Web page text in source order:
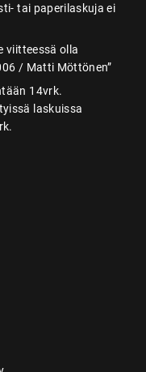
tai paperilaskuja ei
viitteessä olla
/ Matti Möttönen”
14vrk.
laskuissa